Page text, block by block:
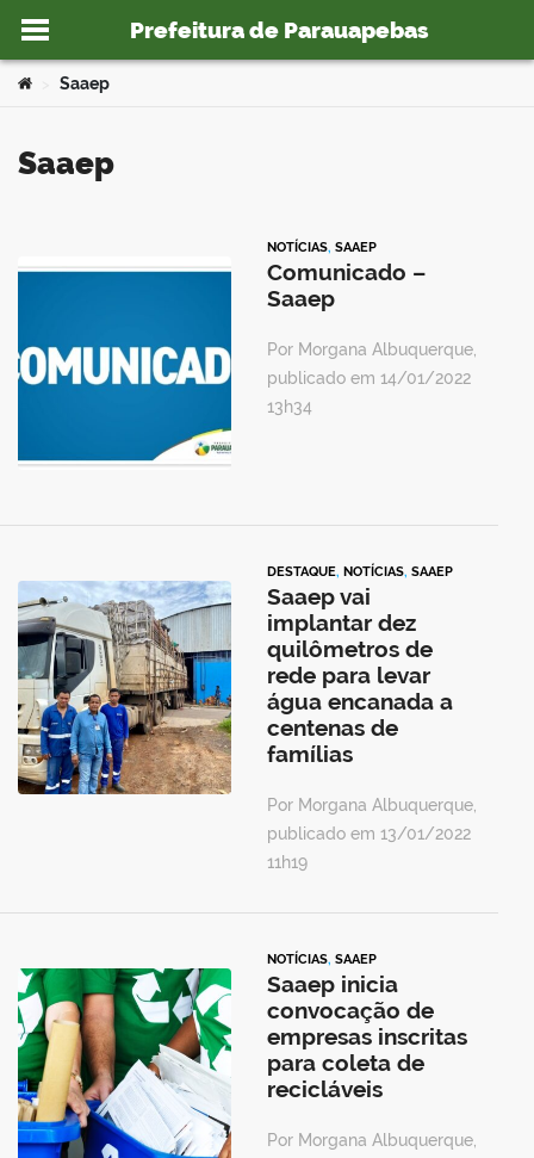
Ir para o conteúdo
Prefeitura de Parauapebas
Você está aqui:
Saaep
Saaep
NOTÍCIAS, SAAEP
Comunicado –
Saaep
Por Morgana Albuquerque,
publicado em 14/01/2022
13h34
DESTAQUE, NOTÍCIAS, SAAEP
Saaep vai
implantar dez
quilômetros de
rede para levar
água encanada a
centenas de
famílias
Por Morgana Albuquerque,
publicado em 13/01/2022
11h19
NOTÍCIAS, SAAEP
Saaep inicia
convocação de
empresas inscritas
para coleta de
recicláveis
Por Morgana Albuquerque,